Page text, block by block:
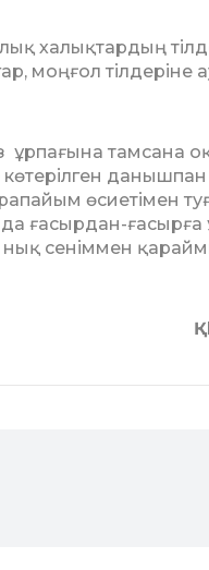
халықтардың
моңғол
ұрпағына тамсана
өсие­тімен
ғасырдан-ғасырға
нық сеніммен